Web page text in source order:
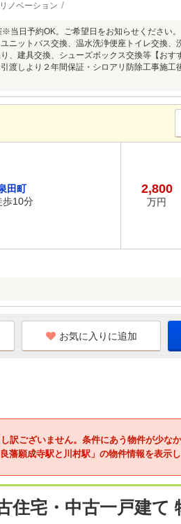
ノベーション
当日予約OK。ご希望日をお知らせください
ニットバス交換、温水洗浄便座トイレ交換、
、建具交換、シューズボックス交換等【おす
渡しより２年間保証・シロアリ防除工事施
田町
歩10分
2,800
万円
お気に入りに追加
訳ございません。条件にあう物件が少な
藩願成寺駅と川村駅」の物件情報を表示し
住宅・中古一戸建て